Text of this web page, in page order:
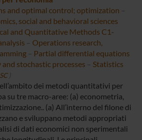
and optimal control; optimization –
social and behavioral sciences
and Quantitative Methods C1-
– Operations research,
– Partial differential equations
stochastic processes – Statistics
dei metodi quantitativi per
su tre macro-aree: (a) econometria,
(a) All’interno del filone di
e sviluppano metodi appropriati
di dati economici non sperimentali